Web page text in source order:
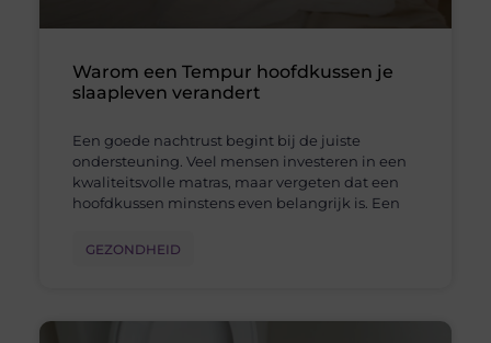
Warom een Tempur hoofdkussen je
slaapleven verandert
Een goede nachtrust begint bij de juiste
ondersteuning. Veel mensen investeren in een
kwaliteitsvolle matras, maar vergeten dat een
hoofdkussen minstens even belangrijk is. Een
GEZONDHEID